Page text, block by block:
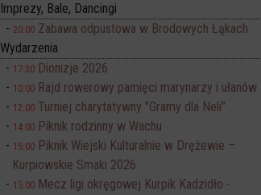
Imprezy, Bale, Dancingi
20:00 Zabawa odpustowa w Brodowych Łąkach
Wydarzenia
17:30 Dionizje 2026
10:00 Rajd rowerowy pamięci marynarzy i ułanów
12:00 Turniej charytatywny "Gramy dla Neli"
14:00 Piknik rodzinny w Wachu
15:00 Piknik Wiejski Kulturalnie w Drężewie –
Kurpiowskie Smaki 2026
15:00 Mecz ligi okręgowej Kurpik Kadzidło -